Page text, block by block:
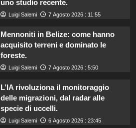
uno studio recente.
Luigi Salemi 7 Agosto 2026 : 11:55
Mennoniti in Belize: come hanno
acquisito terreni e dominato le
foreste.
Luigi Salemi 7 Agosto 2026 : 5:50
L’IA rivoluziona il monitoraggio
delle migrazioni, dal radar alle
specie di uccelli.
Luigi Salemi 6 Agosto 2026 : 23:45